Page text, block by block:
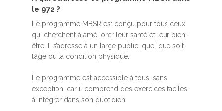
le 972 ?
Le programme MBSR est conçu pour tous ceux
qui cherchent à améliorer leur santé et leur bien-
être. Il s’adresse à un large public, quel que soit
l’âge ou la condition physique.
Le programme est accessible à tous, sans
exception, car il comprend des exercices faciles
à intégrer dans son quotidien.